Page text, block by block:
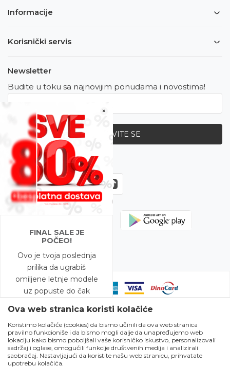
×
FINAL SALE JE
POČEO!
Ovo je tvoja poslednja
prilika da ugrabiš
omiljene letnje modele
uz popuste do čak
A to nije sve – na
modele snižene do
-50% očekuje te i
BESPLATNA DOSTAVA!
Informacije
Korisnički servis
Newsletter
Budite u toku sa najnovijim ponudama i novostima!
PRIJAVITE SE
Zapratite nas
Nastojimo da budemo što precizniji u opisu proizvoda, prikazu slika i
samih cena, ali ne možemo garantovati da su sve informacije kompletne
i bez grešaka. Svi artikli prikazani na sajtu su deo naše ponude i ne
podrazumeva da su dostupni u svakom trenutku. Raspoloživost robe
Ova web stranica koristi kolačiće
Koristimo kolačiće (cookies) da bismo učinili da ova web stranica
pravilno funkcioniše i da bismo mogli dalje da unapređujemo web
lokaciju kako bismo poboljšali vaše korisničko iskustvo, personalizovali
sadržaj i oglase, omogućili funkcije društvenih medija i analizirali
saobraćaj. Nastavljajući da koristite našu web stranicu, prihvatate
upotrebu kolačića.